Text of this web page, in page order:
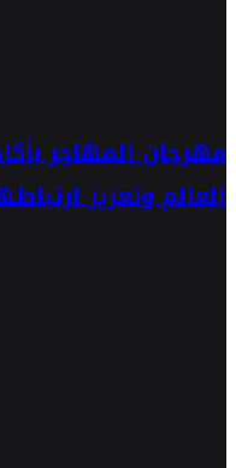
مهرجان المهاجر
العالم وتعزيز